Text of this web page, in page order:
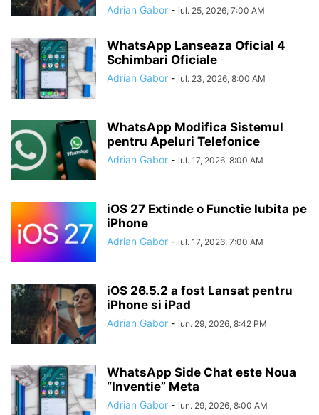
Adrian Gabor - iul. 25, 2026, 7:00 AM
WhatsApp Lanseaza Oficial 4
Schimbari Oficiale
Adrian Gabor - iul. 23, 2026, 8:00 AM
WhatsApp Modifica Sistemul
pentru Apeluri Telefonice
Adrian Gabor - iul. 17, 2026, 8:00 AM
iOS 27 Extinde o Functie Iubita pe
iPhone
Adrian Gabor - iul. 17, 2026, 7:00 AM
iOS 26.5.2 a fost Lansat pentru
iPhone si iPad
Adrian Gabor - iun. 29, 2026, 8:42 PM
WhatsApp Side Chat este Noua
“Inventie” Meta
Adrian Gabor - iun. 29, 2026, 8:00 AM